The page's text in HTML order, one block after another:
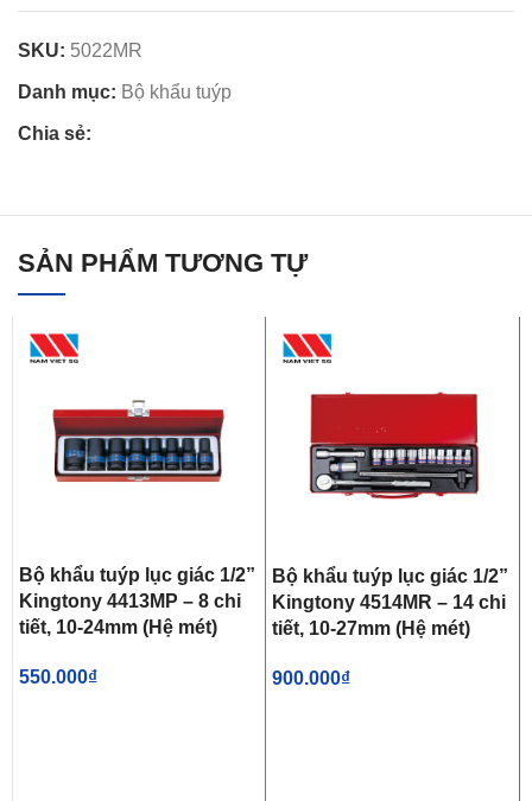
SKU: 5022MR
Danh mục: Bộ khẩu tuýp
Chia sẻ:
SẢN PHẨM TƯƠNG TỰ
Bộ khẩu tuýp lục giác 1/2”
Kingtony 4413MP – 8 chi
tiết, 10-24mm (Hệ mét)
550.000₫
Bộ khẩu tuýp lục giác 1/2”
Kingtony 4514MR – 14 chi
tiết, 10-27mm (Hệ mét)
900.000₫